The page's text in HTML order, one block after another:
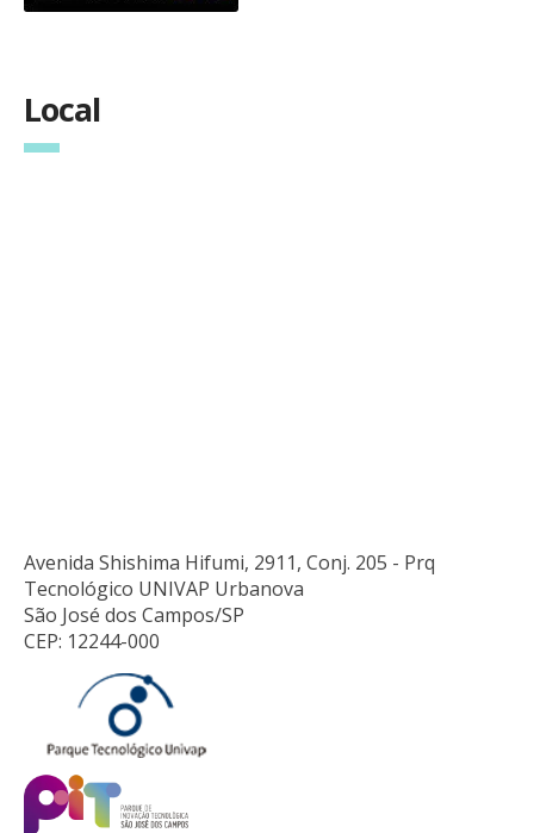
Local
Avenida Shishima Hifumi, 2911, Conj. 205 - Prq
Tecnológico UNIVAP Urbanova
São José dos Campos/SP
CEP: 12244-000